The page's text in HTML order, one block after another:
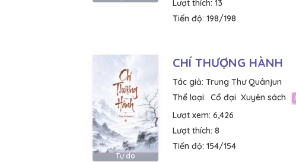
Lượt thích: 13
Tiến độ: 198/198
Tự do
CHÍ THƯỢNG HÀNH
Tác giả: Trung Thư Quânjun
Thể loại: Cổ đại Xuyên sách
Lượt xem: 6,426
Lượt thích: 8
Tiến độ: 154/154